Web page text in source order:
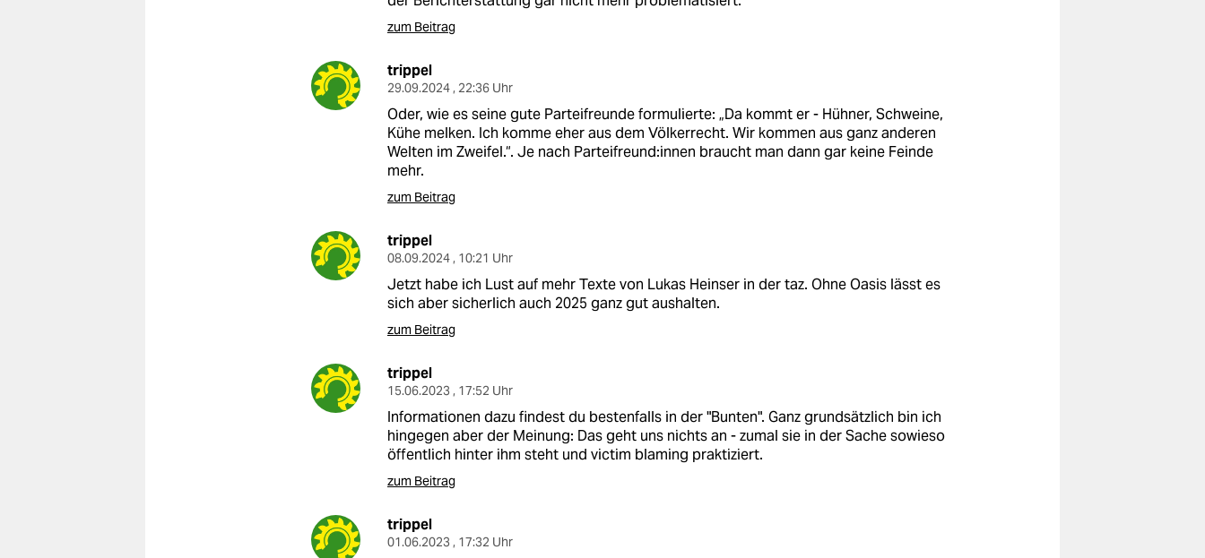
zum Beitrag
trippel
29.09.2024 , 22:36 Uhr
Oder, wie es seine gute Parteifreunde formulierte: „Da kommt er - Hühner, Schweine,
Kühe melken. Ich komme eher aus dem Völkerrecht. Wir kommen aus ganz anderen
Welten im Zweifel.“. Je nach Parteifreund:innen braucht man dann gar keine Feinde
mehr.
zum Beitrag
trippel
08.09.2024 , 10:21 Uhr
Jetzt habe ich Lust auf mehr Texte von Lukas Heinser in der taz. Ohne Oasis lässt es
sich aber sicherlich auch 2025 ganz gut aushalten.
zum Beitrag
trippel
15.06.2023 , 17:52 Uhr
Informationen dazu findest du bestenfalls in der "Bunten". Ganz grundsätzlich bin ich
hingegen aber der Meinung: Das geht uns nichts an - zumal sie in der Sache sowieso
öffentlich hinter ihm steht und victim blaming praktiziert.
zum Beitrag
trippel
01.06.2023 , 17:32 Uhr